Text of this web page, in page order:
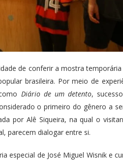
de conferir a mostra temporária
brasileira. Por meio de
Diário de um detento,
o primeiro do gênero a
por Alê Siqueira, na qual o
parecem dialogar entre si.
especial de José Miguel Wisnik e